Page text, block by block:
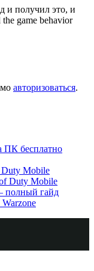
и получил это, и
game behavior
авторизоваться.
ПК бесплатно
Mobile
Duty Mobile
полный гайд